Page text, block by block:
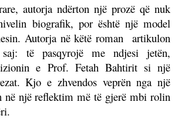
autorja ndërton një prozë që nuk
biografik, por është një model
Autorja në këtë roman
artikulon
të pasqyrojë me ndjesi jetën,
e Prof. Fetah Bahtirit si një
Kjo e zhvendos veprën nga një
një reflektim më të gjerë mbi rolin